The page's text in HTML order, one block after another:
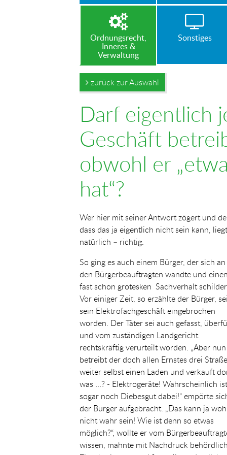
Ordnungsrecht,
Inneres &
Verwaltung
Sonstiges
zurück zur Auswahl
Darf eigentlich
Geschäft
obwohl er
hat“?
Wer hier mit seiner Antwort zögert und
dass das ja eigentlich nicht sein kann,
natürlich – richtig.
So ging es auch einem Bürger, der sich an
den Bürgerbeauftragten wandte und einen
fast schon grotesken Sachverhalt
Vor einiger Zeit, so erzählte der Bürger,
sein Elektrofachgeschäft eingebrochen
worden. Der Täter sei auch gefasst,
und vom zuständigen Landgericht
rechtskräftig verurteilt worden. „Aber nun
betreibt der doch allen Ernstes drei
weiter selbst einen Laden und verkauft
was …? - Elektrogeräte! Wahrscheinlich ist
sogar noch Diebesgut dabei!“ empörte
der Bürger aufgebracht. „Das kann ja
nicht wahr sein! Wie ist denn so etwas
möglich?“, wollte er vom
wissen, mahnte mit Nachdruck